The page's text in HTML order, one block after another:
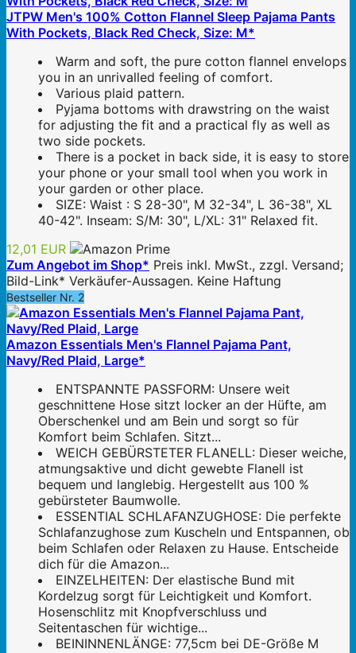
JTPW Men's 100% Cotton Flannel Sleep Pajama Pants
With Pockets, Black Red Check, Size: M*
Warm and soft, the pure cotton flannel envelops
you in an unrivalled feeling of comfort.
Various plaid pattern.
Pyjama bottoms with drawstring on the waist
for adjusting the fit and a practical fly as well as
two side pockets.
There is a pocket in back side, it is easy to store
your phone or your small tool when you work in
your garden or other place.
SIZE: Waist : S 28-30", M 32-34", L 36-38", XL
40-42". Inseam: S/M: 30", L/XL: 31" Relaxed fit.
12,01 EUR
Zum Angebot im Shop* Preis inkl. MwSt., zzgl. Versand;
Bild-Link* Verkäufer-Aussagen. Keine Haftung
Bestseller Nr. 2
Amazon Essentials Men's Flannel Pajama Pant,
Navy/Red Plaid, Large*
ENTSPANNTE PASSFORM: Unsere weit
geschnittene Hose sitzt locker an der Hüfte, am
Oberschenkel und am Bein und sorgt so für
Komfort beim Schlafen. Sitzt...
WEICH GEBÜRSTETER FLANELL: Dieser weiche,
atmungsaktive und dicht gewebte Flanell ist
bequem und langlebig. Hergestellt aus 100 %
gebürsteter Baumwolle.
ESSENTIAL SCHLAFANZUGHOSE: Die perfekte
Schlafanzughose zum Kuscheln und Entspannen, ob
beim Schlafen oder Relaxen zu Hause. Entscheide
dich für die Amazon...
EINZELHEITEN: Der elastische Bund mit
Kordelzug sorgt für Leichtigkeit und Komfort.
Hosenschlitz mit Knopfverschluss und
Seitentaschen für wichtige...
BEININNENLÄNGE: 77,5cm bei DE-Größe M